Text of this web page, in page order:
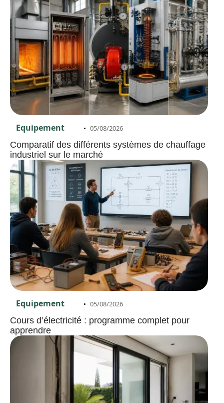
Equipement 05/08/2026
Comparatif des différents systèmes de chauffage
industriel sur le marché
Equipement 05/08/2026
Cours d’électricité : programme complet pour
apprendre